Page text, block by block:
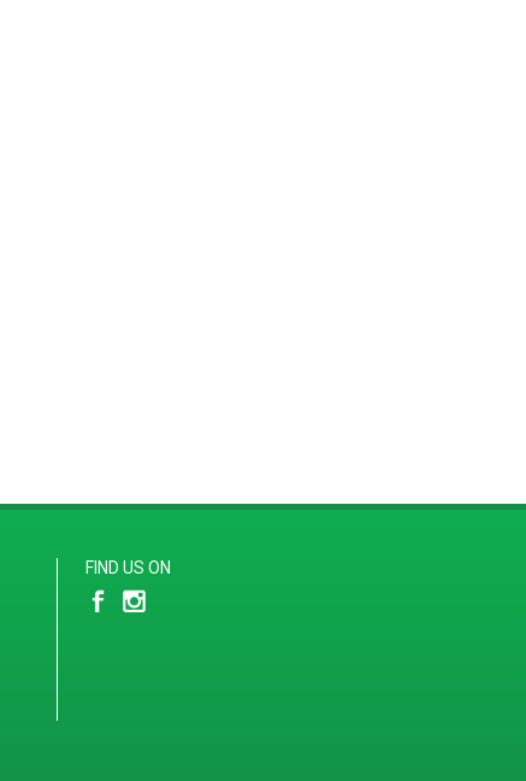
FIND US ON